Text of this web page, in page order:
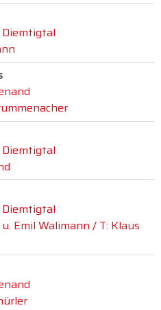
Emil Walimann / T: Klaus